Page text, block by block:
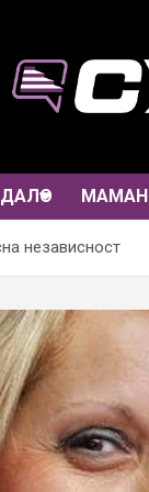
МАМАН
независност